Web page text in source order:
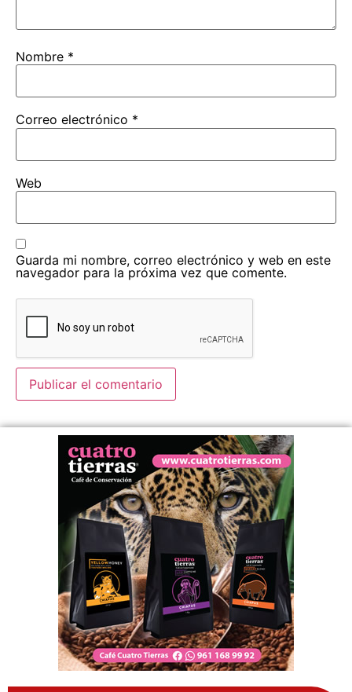
Nombre *
Correo electrónico *
Web
Guarda mi nombre, correo electrónico y web en este
navegador para la próxima vez que comente.